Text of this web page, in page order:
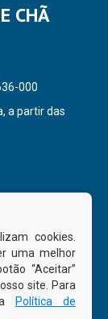
CHÃ
000
a partir das
cookies.
uma melhor
“Aceitar”
site. Para
Política de